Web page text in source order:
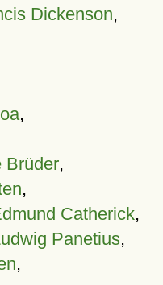
Dickenson,
,
Brüder,
,
Catherick,
Panetius,
,